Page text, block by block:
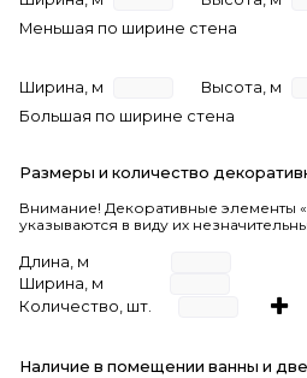
Меньшая по ширине стена
Ширина, м
Высота, м
Большая по ширине стена
Размеры и количество
Внимание! Декоративные элементы
указываются в виду их
Длина, м
Ширина, м
Количество, шт.
Наличие в помещении ванны и